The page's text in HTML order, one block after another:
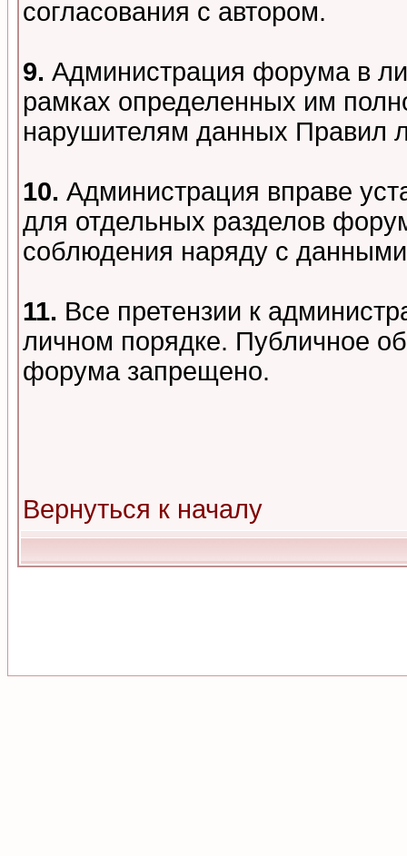
согласования с автором.
9. Администрация форума в
рамках определенных им
нарушителям данных Правил
10. Администрация вправе
для отдельных разделов
соблюдения наряду с
11. Все претензии к
личном порядке. Публичное
форума запрещено.
Вернуться к началу